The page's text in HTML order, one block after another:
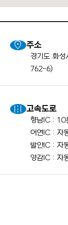
location_on 주소
경기도 화
762-6)
road 고속도로
향남IC : 10
어연IC : 자
발안IC : 자
양감IC : 자